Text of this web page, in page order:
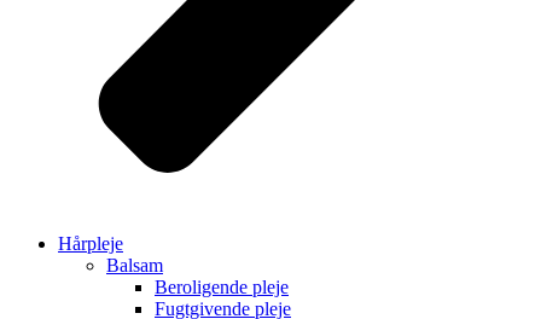
Hårpleje
Balsam
Beroligende pleje
Fugtgivende pleje